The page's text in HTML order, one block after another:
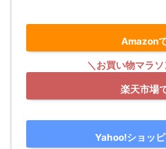
Amazon
楽天市場
Yahoo!ショッ